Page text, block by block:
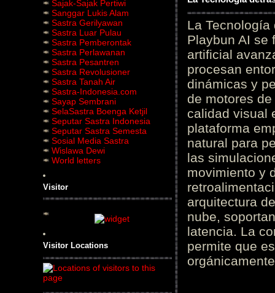
Sajak-Sajak Pertiwi
Sanggar Lukis Alam
Sastra Gerilyawan
Sastra Luar Pulau
Sastra Pemberontak
Sastra Perlawanan
Sastra Pesantren
Sastra Revolusioner
Sastra Tanah Air
Sastra-Indonesia.com
Sayap Sembrani
SelaSastra Boenga Ketjil
Seputar Sastra Indonesia
Seputar Sastra Semesta
Sosial Media Sastra
Wislawa Dewi
World letters
Visitor
Visitor Locations
La
Playbun AI se
artificial
procesan
dinámicas y
de motores
calidad visual
plataforma
natural para
las
movimiento y
arquitectura
nube,
latencia. La
permite que